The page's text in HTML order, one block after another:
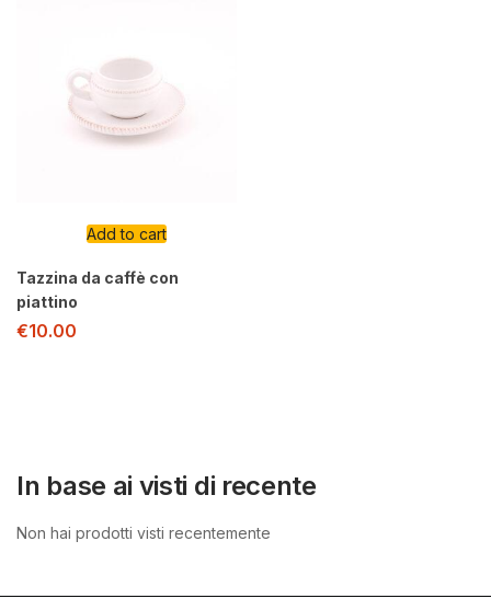
Add to cart
Tazzina da caffè con
piattino
€10.00
In base ai visti di recente
Non hai prodotti visti recentemente